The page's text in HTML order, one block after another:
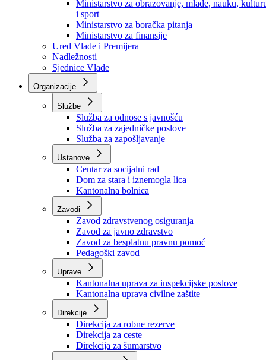
raseljena lica i izbjeglice
Ministarstvo za urbanizam, prostorno uređenje i
zaštitu okoline
Ministarstvo za obrazovanje, mlade, nauku,
i sport
Ministarstvo za boračka pitanja
Ministarstvo za finansije
Ured Vlade i Premijera
Nadležnosti
Sjednice Vlade
Organizacije
Službe
Služba za odnose s javnošću
Služba za zajedničke poslove
Služba za zapošljavanje
Ustanove
Centar za socijalni rad
Dom za stara i iznemogla lica
Kantonalna bolnica
Zavodi
Zavod zdravstvenog osiguranja
Zavod za javno zdravstvo
Zavod za besplatnu pravnu pomoć
Pedagoški zavod
Kantonalna uprava za inspekcijske poslove
Kantonalna uprava civilne zaštite
Direkcije
Direkcija za robne rezerve